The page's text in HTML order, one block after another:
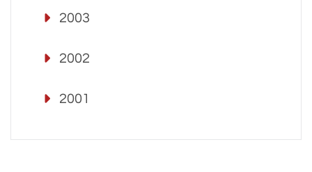
2003
2002
2001